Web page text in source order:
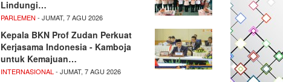
Lindungi…
PARLEMEN - JUMAT, 7 AGU 2026
Kepala BKN Prof Zudan Perkuat
Kerjasama Indonesia - Kamboja
untuk Kemajuan…
INTERNASIONAL - JUMAT, 7 AGU 2026